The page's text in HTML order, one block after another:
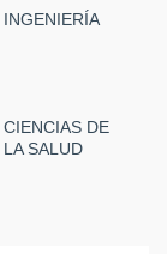
INGENIERÍA
CIENCIAS DE
LA SALUD